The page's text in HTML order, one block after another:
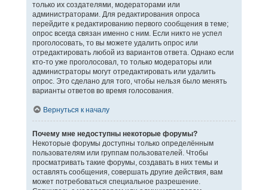
только их создателями, модераторами или
администраторами. Для редактирования опроса
перейдите к редактированию первого сообщения в теме;
опрос всегда связан именно с ним. Если никто не успел
проголосовать, то вы можете удалить опрос или
отредактировать любой из вариантов ответа. Однако если
кто-то уже проголосовал, то только модераторы или
администраторы могут отредактировать или удалить
опрос. Это сделано для того, чтобы нельзя было менять
варианты ответов во время голосования.
Вернуться к началу
Почему мне недоступны некоторые форумы?
Некоторые форумы доступны только определённым
пользователям или группам пользователей. Чтобы
просматривать такие форумы, создавать в них темы и
оставлять сообщения, совершать другие действия, вам
может потребоваться специальное разрешение.